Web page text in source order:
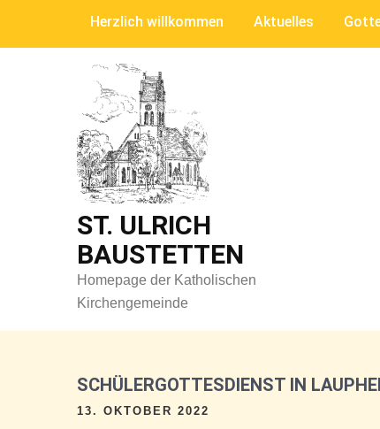
Herzlich willkommen Aktuelles
ST. ULRICH
BAUSTETTEN
Homepage der Katholischen
Kirchengemeinde
SCHÜLERGOTTESDIENST IN
13. OKTOBER 2022